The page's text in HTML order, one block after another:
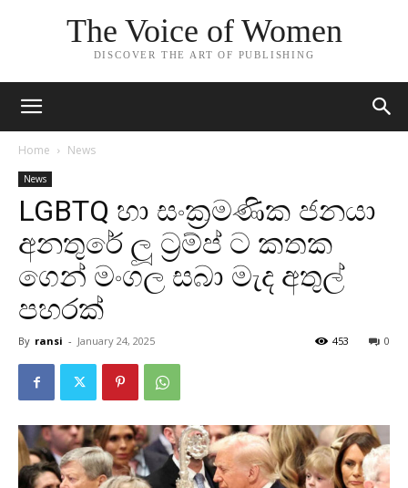
The Voice of Women
DISCOVER THE ART OF PUBLISHING
Home News
News
LGBTQ හා සංක්‍රමණික ජනයා
අනතුරේ ලූ ට්‍රම්ප් ට කතක
ගෙන් මංගල සබා මැද අතුල්
පහරක්
By ransi - January 24, 2025 0
453